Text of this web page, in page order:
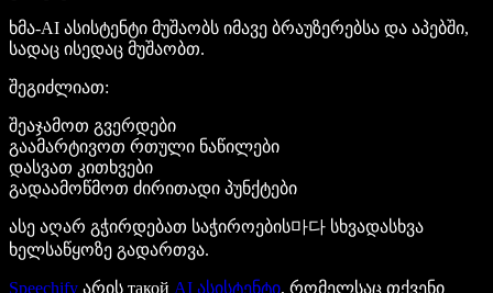
ხმა-AI ასისტენტი მუშაობს იმავე ბრაუზერებსა და აპებში,
სადაც ისედაც მუშაობთ.
შეგიძლიათ:
შეაჯამოთ გვერდები
გაამარტივოთ რთული ნაწილები
დასვათ კითხვები
გადაამოწმოთ ძირითადი პუნქტები
ასე აღარ გჭირდებათ საჭიროების마다 სხვადასხვა
ხელსაწყოზე გადართვა.
Speechify არის такой AI ასისტენტი, რომელსაც თქვენი